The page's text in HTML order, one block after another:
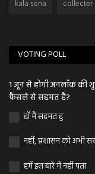
kala sona
collecter
VOTING POLL
1 जून से होगी अनलॉक की
फैसले से सहमत है?
हाँ मैं सहमत हु
नहीं, प्रशासन को अभी
हमें इस बारे में नहीं पता